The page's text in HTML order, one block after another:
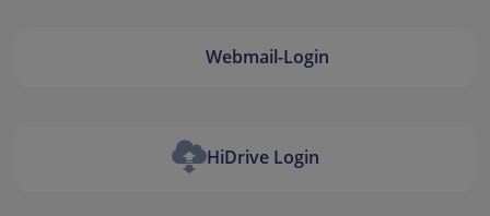
Webmail-Login
HiDrive Login